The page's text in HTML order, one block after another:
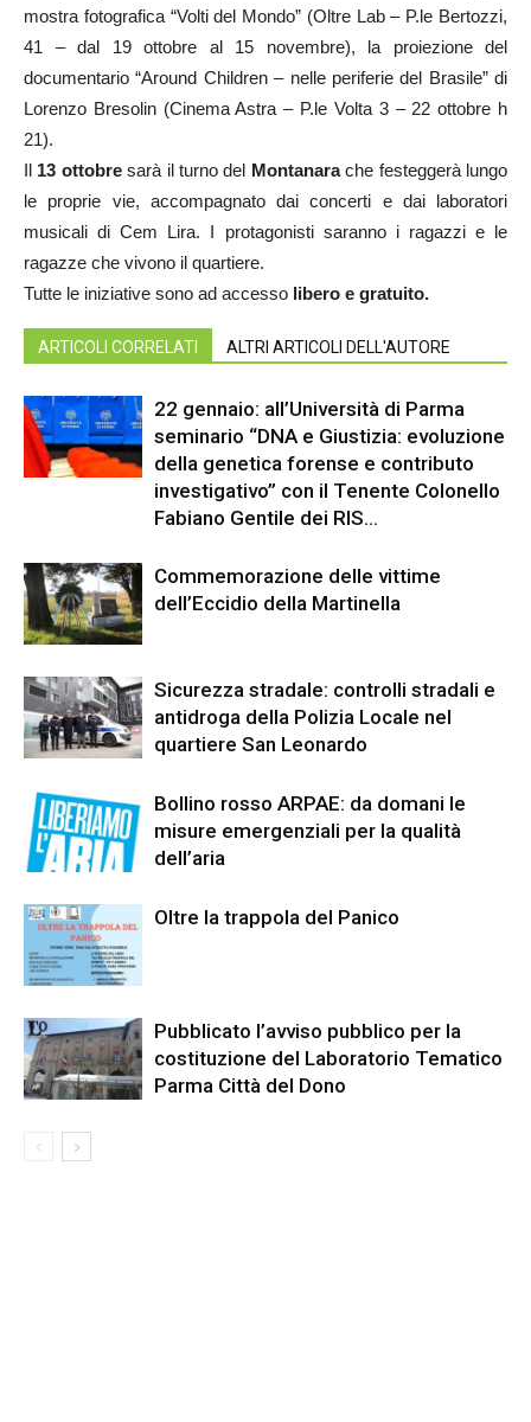
mostra fotografica “Volti del Mondo” (Oltre Lab – P.le Bertozzi,
41 – dal 19 ottobre al 15 novembre), la proiezione del
documentario “Around Children – nelle periferie del Brasile” di
Lorenzo Bresolin (Cinema Astra – P.le Volta 3 – 22 ottobre h
21).
Il 13 ottobresarà il turno del Montanarache festeggerà lungo
le proprie vie, accompagnato dai concerti e dai laboratori
musicali di Cem Lira. I protagonisti saranno i ragazzi e le
ragazze che vivono il quartiere.
Tutte le iniziative sono ad accesso libero e gratuito.
ARTICOLI CORRELATI ALTRI ARTICOLI DELL'AUTORE
22 gennaio: all’Università di Parma
seminario “DNA e Giustizia: evoluzione
della genetica forense e contributo
investigativo” con il Tenente Colonello
Fabiano Gentile dei RIS...
Commemorazione delle vittime
dell’Eccidio della Martinella
Sicurezza stradale: controlli stradali e
antidroga della Polizia Locale nel
quartiere San Leonardo
Bollino rosso ARPAE: da domani le
misure emergenziali per la qualità
dell’aria
Oltre la trappola del Panico
Pubblicato l’avviso pubblico per la
costituzione del Laboratorio Tematico
Parma Città del Dono